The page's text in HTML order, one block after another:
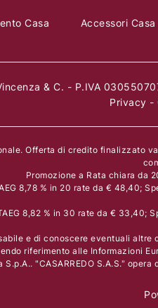
Casa Accessori Casa
& C. - P.IVA
Privacy -
Offerta di credito finalizzato
Promozione a Rata chiara da
8,78 % in 20 rate da € 48,40;
8,82 % in 30 rate da €
e di conoscere eventuali
riferimento alle Informazioni
S.p.A.. "CASARREDO S.A.S."